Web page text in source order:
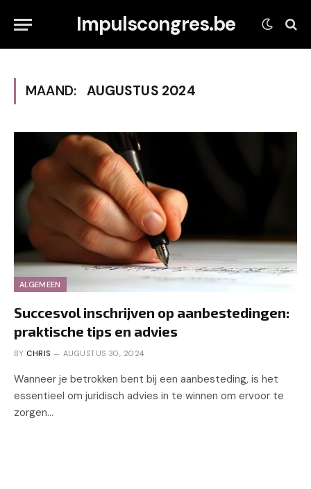
Impulscongres.be
MAAND: AUGUSTUS 2024
ALGEMEEN
Succesvol inschrijven op aanbestedingen:
praktische tips en advies
BY CHRIS AUGUSTUS 30, 2024
Wanneer je betrokken bent bij een aanbesteding, is het
essentieel om juridisch advies in te winnen om ervoor te
zorgen…